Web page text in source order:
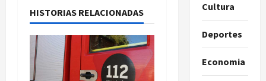
i
ó
n
HISTORIAS RELACIONADAS Cultura
Deportes
Economia